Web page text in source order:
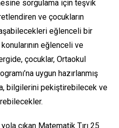
sorgulama için teşvik
ve çocukların
eğlenceli bir
eğlenceli ve
çocuklar, Ortaokul
uygun hazırlanmış
bilgilerini pekiştirebilecek ve
çıkan Matematik Tırı 25